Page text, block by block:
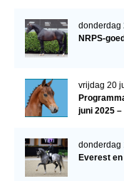
donderdag
NRPS-
vrijdag 20
juni 2025
donderdag
Everest